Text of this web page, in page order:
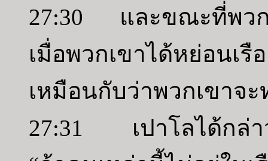
27:30 และขณะที่พวก
เมื่อพวกเขาได้หย่อนเ
เหมือนกับว่าพวกเขาจ
27:31 เปาโลได้กล่า